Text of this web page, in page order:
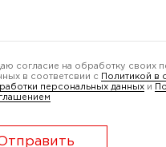
согласие на обработку своих
в соответсвии с
Политикой в
персональных данных и